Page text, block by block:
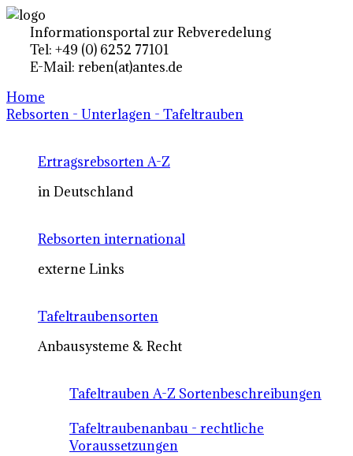
Informationsportal zur Rebveredelung
Tel: +49 (0) 6252 77101
E-Mail: reben(at)antes.de
Home
Rebsorten - Unterlagen - Tafeltrauben
Ertragsrebsorten A-Z
in Deutschland
Rebsorten international
externe Links
Tafeltraubensorten
Anbausysteme & Recht
Tafeltrauben A-Z Sortenbeschreibungen
Tafeltraubenanbau - rechtliche
Voraussetzungen